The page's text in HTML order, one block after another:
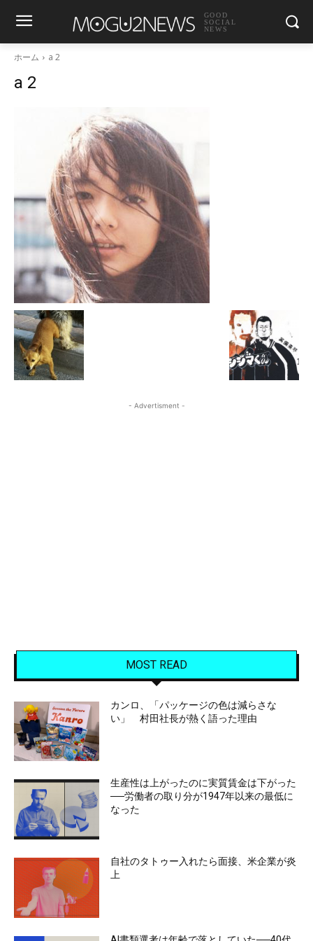
GOOD
SOCIAL
NEWS
ホーム a 2
a 2
- Advertisment -
MOST READ
カンロ、「パッケージの色は減らさな
い」 村田社長が熱く語った理由
生産性は上がったのに実質賃金は下がった
──労働者の取り分が1947年以来の最低に
なった
自社のタトゥー入れたら面接、米企業が炎
上